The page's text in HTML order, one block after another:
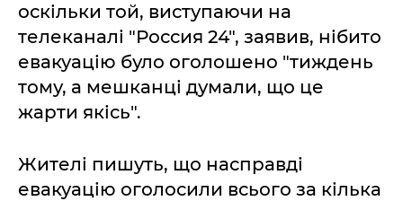
оскільки той, виступаючи на
телеканалі "Россия 24", заявив, нібито
евакуацію було оголошено "тиждень
тому, а мешканці думали, що це
жарти якісь".
Жителі пишуть, що насправді
евакуацію оголосили всього за кілька